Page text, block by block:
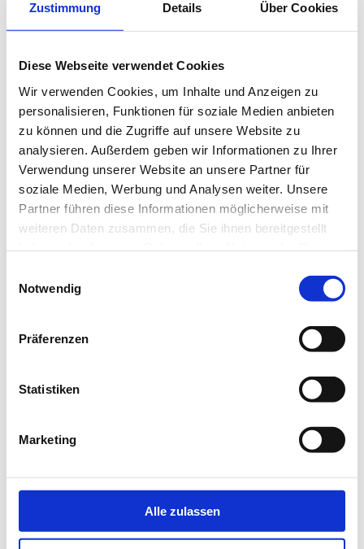
Zustimmung Details Über Cookies
Diese Webseite verwendet Cookies
Wir verwenden Cookies, um Inhalte und Anzeigen zu
personalisieren, Funktionen für soziale Medien anbieten
zu können und die Zugriffe auf unsere Website zu
analysieren. Außerdem geben wir Informationen zu Ihrer
Verwendung unserer Website an unsere Partner für
soziale Medien, Werbung und Analysen weiter. Unsere
Partner führen diese Informationen möglicherweise mit
weiteren Daten zusammen, die Sie ihnen bereitgestellt
Notwendig
Präferenzen
Statistiken
Marketing
Alle zulassen
Reinraum 9141
Unsere Marken